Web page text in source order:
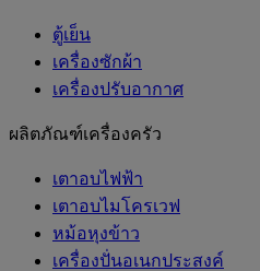
ตู้เย็น
เครื่องซักผ้า
เครื่องปรับอากาศ
ผลิตภัณฑ์เครื่องครัว
เตาอบไฟฟ้า
เตาอบไมโครเวฟ
หม้อหุงข้าว
เครื่องปั่นอเนกประสงค์